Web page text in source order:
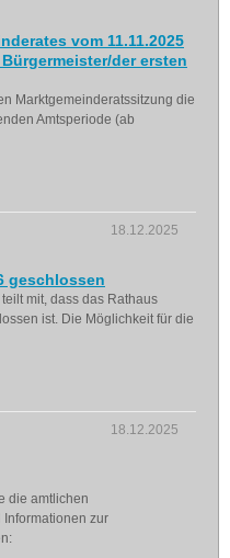
vom 11.11.2025
der ersten
Marktgemeinderatssitzung die
Amtsperiode (ab
18.12.2025
geschlossen
mit, dass das Rathaus
ist. Die Möglichkeit für die
18.12.2025
die amtlichen
zur